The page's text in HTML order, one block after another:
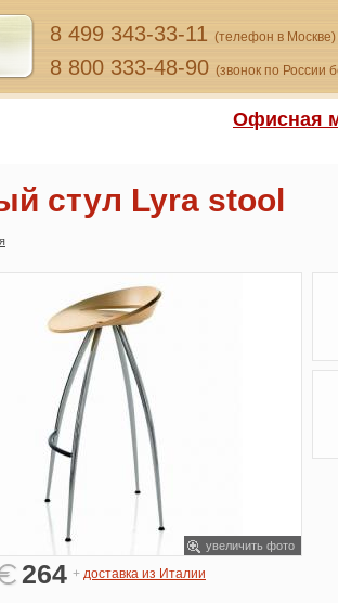
8 499 343-33-11 (телефон в Москве)
8 800 333-48-90 (звонок по России
Офисная
стул Lyra stool
увеличить фото
264 + доставка из Италии